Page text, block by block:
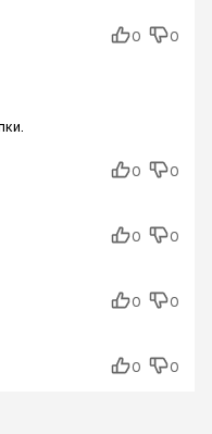
0 0
0 0
0
0
0
0
0
0